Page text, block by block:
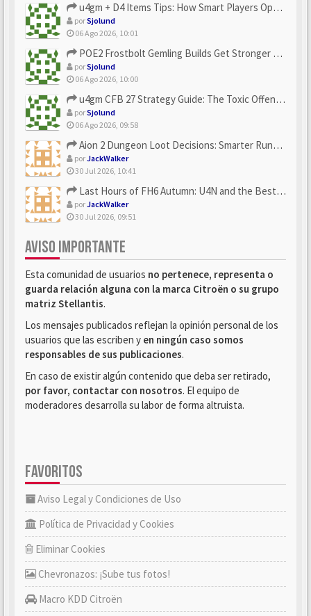
u4gm + D4 Items Tips: How Smart Players Optimize Gear, Build...
porSjolund
06 Ago 2026, 10:01
POE2 Frostbolt Gemling Builds Get Stronger With u4gm’s Ice C...
porSjolund
06 Ago 2026, 10:00
u4gm CFB 27 Strategy Guide: The Toxic Offensive Scheme Your ...
porSjolund
06 Ago 2026, 09:58
Aion 2 Dungeon Loot Decisions: Smarter Runs With U4N
porJackWalker
30 Jul 2026, 10:41
Last Hours of FH6 Autumn: U4N and the Best Rewards to Grab
porJackWalker
30 Jul 2026, 09:51
AVISO IMPORTANTE
Esta comunidad de usuarios no pertenece, representa o
guarda relación alguna con la marca Citroën o su grupo
matriz Stellantis.
Los mensajes publicados reflejan la opinión personal de los
usuarios que las escriben y en ningún caso somos
responsables de sus publicaciones.
En caso de existir algún contenido que deba ser retirado,
por favor, contactar con nosotros. El equipo de
moderadores desarrolla su labor de forma altruista.
FAVORITOS
Aviso Legal y Condiciones de Uso
Política de Privacidad y Cookies
Eliminar Cookies
Chevronazos: ¡Sube tus fotos!
Macro KDD Citroën